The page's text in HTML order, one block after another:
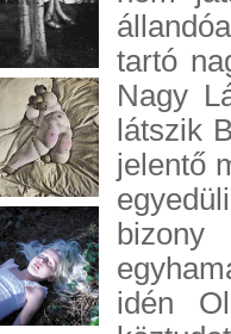
tartó
Nagy
látszik
jelentő
idén